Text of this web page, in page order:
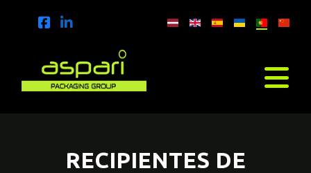
RECIPIENTES DE